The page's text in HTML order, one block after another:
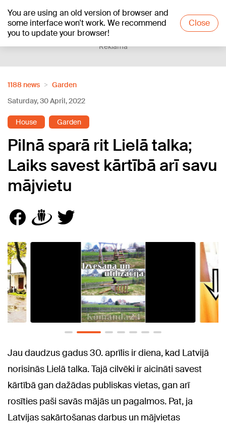
You are using an old version of browser and
some interface won't work. We recommend
you to update your browser!
Close
+12°C
Reklāma
1188 news
Garden
Saturday, 30 April, 2022
House Garden
Pilnā sparā rit Lielā talka;
Laiks savest kārtībā arī savu
mājvietu
Jau daudzus gadus 30. aprīlis ir diena, kad Latvijā
norisinās Lielā talka. Tajā cilvēki ir aicināti savest
kārtībā gan dažādas publiskas vietas, gan arī
rosīties paši savās mājās un pagalmos. Pat, ja
Latvijas sakārtošanas darbus un mājvietas